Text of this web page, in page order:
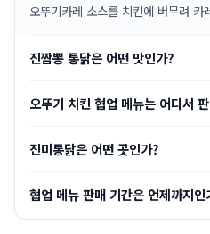
오뚜기카레 소스를 치킨에 버무려
진짬뽕 통닭은 어떤 맛인가?
오뚜기 치킨 협업 메뉴는 어디서
진미통닭은 어떤 곳인가?
협업 메뉴 판매 기간은 언제까지인